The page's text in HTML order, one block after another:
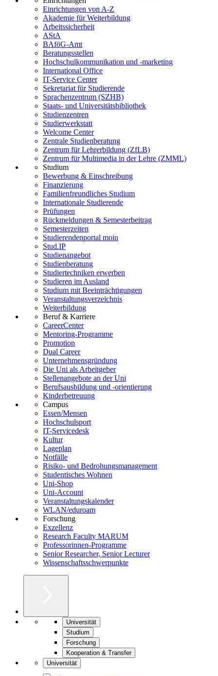
Einrichtungen von A-Z
Akademie für Weiterbildung
Arbeitssicherheit
AStA
BAföG-Amt
Beratungsstellen
Hochschulkommunikation und -marketing
International Office
IT-Service Center
Sekretariat für Studierende
Sprachenzentrum (SZHB)
Staats- und Universitätsbibliothek
Studienzentren
Studierwerkstatt
Welcome Center
Zentrale Studienberatung
Zentrum für Lehrerbildung (ZfLB)
Zentrum für Multimedia in der Lehre (ZMML)
Studium
Bewerbung & Einschreibung
Finanzierung
Familienfreundliches Studium
Internationale Studierende
Prüfungen
Rückmeldungen & Semesterbeitrag
Semesterzeiten
Studierendenportal moin
Stud.IP
Studienangebot
Studienberatung
Studiertechniken erwerben
Studieren im Ausland
Studium mit Beeinträchtigungen
Veranstaltungsverzeichnis
Weiterbildung
Beruf & Karriere
CareerCenter
Mentoring-Programme
Promotion
Dual Career
Unternehmensgründung
Die Uni als Arbeitgeber
Stellenangebote an der Uni
Berufsausbildung und -orientierung
Kinderbetreuung
Campus
Essen/Mensen
Hochschulsport
IT-Servicedesk
Kultur
Lageplan
Notfälle
Risiko- und Bedrohungsmanagement
Studentisches Wohnen
Uni-Shop
Uni-Account
Veranstaltungskalender
WLAN/eduroam
Forschung
Exzellenz
Research Faculty MARUM
Professorinnen-Programme
Senior Researcher, Senior Lecturer
Wissenschaftsschwerpunkte
Universität
Studium
Forschung
Kooperation & Transfer
Universität